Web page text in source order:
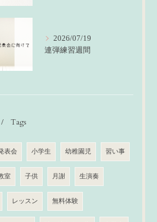
2026/07/19
連弾練習週間
Tags
表会 小学生 幼稚園児 習い事
室 子供 月謝 生演奏
レッスン 無料体験